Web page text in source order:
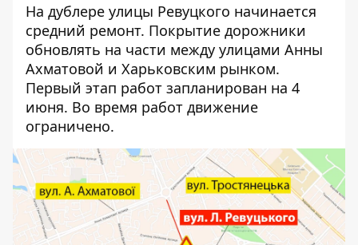
На дублере улицы Ревуцкого начинается
средний ремонт. Покрытие дорожники
обновлять на части между улицами Анны
Ахматовой и Харьковским рынком.
Первый этап работ запланирован на 4
июня. Во время работ движение
ограничено.